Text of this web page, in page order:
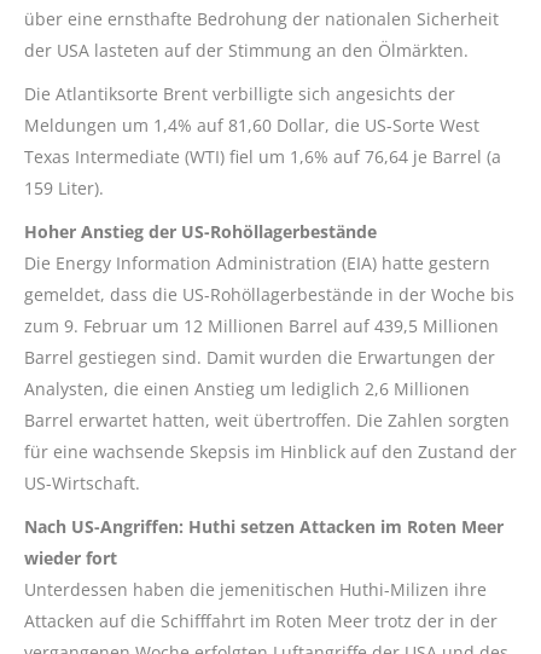
über eine ernsthafte Bedrohung der nationalen Sicherheit
der USA lasteten auf der Stimmung an den Ölmärkten.
Die Atlantiksorte Brent verbilligte sich angesichts der
Meldungen um 1,4% auf 81,60 Dollar, die US-Sorte West
Texas Intermediate (WTI) fiel um 1,6% auf 76,64 je Barrel (a
159 Liter).
Hoher Anstieg der US-Rohöllagerbestände
Die Energy Information Administration (EIA) hatte gestern
gemeldet, dass die US-Rohöllagerbestände in der Woche bis
zum 9. Februar um 12 Millionen Barrel auf 439,5 Millionen
Barrel gestiegen sind. Damit wurden die Erwartungen der
Analysten, die einen Anstieg um lediglich 2,6 Millionen
Barrel erwartet hatten, weit übertroffen. Die Zahlen sorgten
für eine wachsende Skepsis im Hinblick auf den Zustand der
US-Wirtschaft.
Nach US-Angriffen: Huthi setzen Attacken im Roten Meer
wieder fort
Unterdessen haben die jemenitischen Huthi-Milizen ihre
Attacken auf die Schifffahrt im Roten Meer trotz der in der